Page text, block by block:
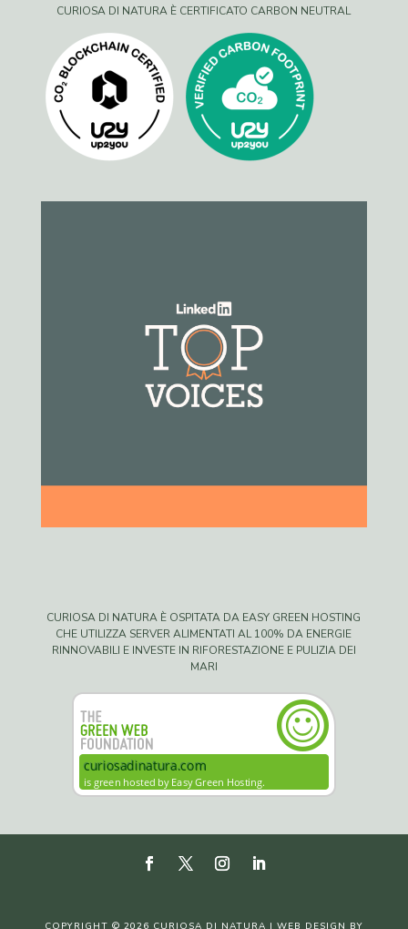
CURIOSA DI NATURA È CERTIFICATO CARBON NEUTRAL
CURIOSA DI NATURA È OSPITATA DA EASY GREEN HOSTING
CHE UTILIZZA SERVER ALIMENTATI AL 100% DA ENERGIE
RINNOVABILI E INVESTE IN RIFORESTAZIONE E PULIZIA DEI
MARI
COPYRIGHT © 2026 CURIOSA DI NATURA | WEB DESIGN BY